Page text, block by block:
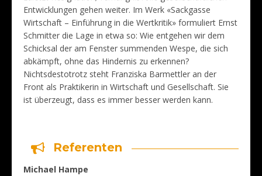
Entwicklungen gehen weiter. Im Werk «Sackgasse
Wirtschaft – Einführung in die Wertkritik» formuliert Ernst
Schmitter die Lage in etwa so: Wie entgehen wir dem
Schicksal der am Fenster summenden Wespe, die sich
abkämpft, ohne das Hindernis zu erkennen?
Nichtsdestotrotz steht Franziska Barmettler an der
Front als Praktikerin in Wirtschaft und Gesellschaft. Sie
ist überzeugt, dass es immer besser werden kann.
Referenten
Michael Hampe